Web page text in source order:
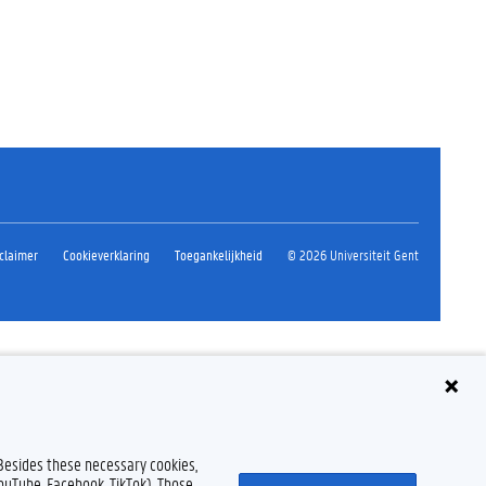
Cookieverklaring Toegankelijkheid © 2026 Universiteit Gent
these necessary cookies,